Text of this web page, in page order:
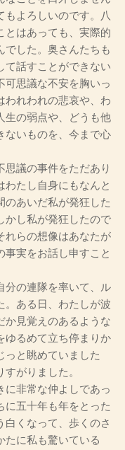
もよろしいのです。八
とはあっても、実際的
でした。奥さんたちも
て話すことができない
可思議な不安を胸いっ
われわれの悲哀や、わ
生の弱点や、どうも他
ないものを、今まで心
議の事件をただあり
わたし自身にもなんと
のあいだ私が発狂した
かし私が発狂したので
れらの想像はあなたが
事実をお話し申すこと
の連隊を率いて、ル
。ある日、わたしが波
か見覚えのあるような
ゆるめて立ち停まりか
っと眺めていました
がりました。
非常な仲よしであっ
に五十年も年をとった
白くなって、歩くのさ
たに私も驚いている